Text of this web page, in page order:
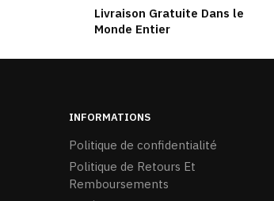
plusieurs
Les
sur
la
Livraison Gratuite Dans le
Monde Entier
INFORMATIONS
Politique de confidentialité
Politique de Retours Et
Remboursements